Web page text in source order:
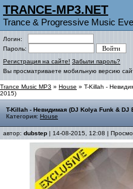
TRANCE-MP3.NET
Trance & Progressive Music
Логин:
Пароль:
Регистрация на сайте! Забыли пароль?
Вы просматриваете мобильную версию
Trance Music MP3 » House » T-Killah -
2015)
T-Killah - Невидимая (DJ Kolya Funk & DJ
Категория: House
автор: dubstep | 14-08-2015, 12:08 |